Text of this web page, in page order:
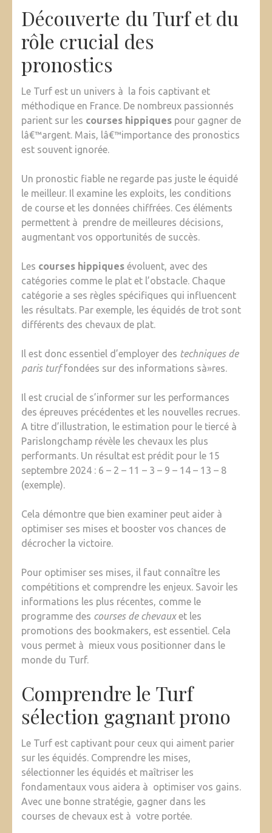
Découverte du Turf et du
rôle crucial des
pronostics
Le Turf est un univers à la fois captivant et
méthodique en France. De nombreux passionnés
parient sur les courses hippiques pour gagner de
lâ€™argent. Mais, lâ€™importance des pronostics
est souvent ignorée.
Un pronostic fiable ne regarde pas juste le équidé
le meilleur. Il examine les exploits, les conditions
de course et les données chiffrées. Ces éléments
permettent à prendre de meilleures décisions,
augmentant vos opportunités de succès.
Les courses hippiques évoluent, avec des
catégories comme le plat et l’obstacle. Chaque
catégorie a ses règles spécifiques qui influencent
les résultats. Par exemple, les équidés de trot sont
différents des chevaux de plat.
Il est donc essentiel d’employer des techniques de
paris turffondées sur des informations sà»res.
Il est crucial de s’informer sur les performances
des épreuves précédentes et les nouvelles recrues.
A titre d’illustration, le estimation pour le tiercé à
Parislongchamp révèle les chevaux les plus
performants. Un résultat est prédit pour le 15
septembre 2024 : 6 – 2 – 11 – 3 – 9 – 14 – 13 – 8
(exemple).
Cela démontre que bien examiner peut aider à
optimiser ses mises et booster vos chances de
décrocher la victoire.
Pour optimiser ses mises, il faut connaître les
compétitions et comprendre les enjeux. Savoir les
informations les plus récentes, comme le
programme des courses de chevauxet les
promotions des bookmakers, est essentiel. Cela
vous permet à mieux vous positionner dans le
monde du Turf.
Comprendre le Turf
sélection gagnant prono
Le Turf est captivant pour ceux qui aiment parier
sur les équidés. Comprendre les mises,
sélectionner les équidés et maîtriser les
fondamentaux vous aidera à optimiser vos gains.
Avec une bonne stratégie, gagner dans les
courses de chevaux est à votre portée.